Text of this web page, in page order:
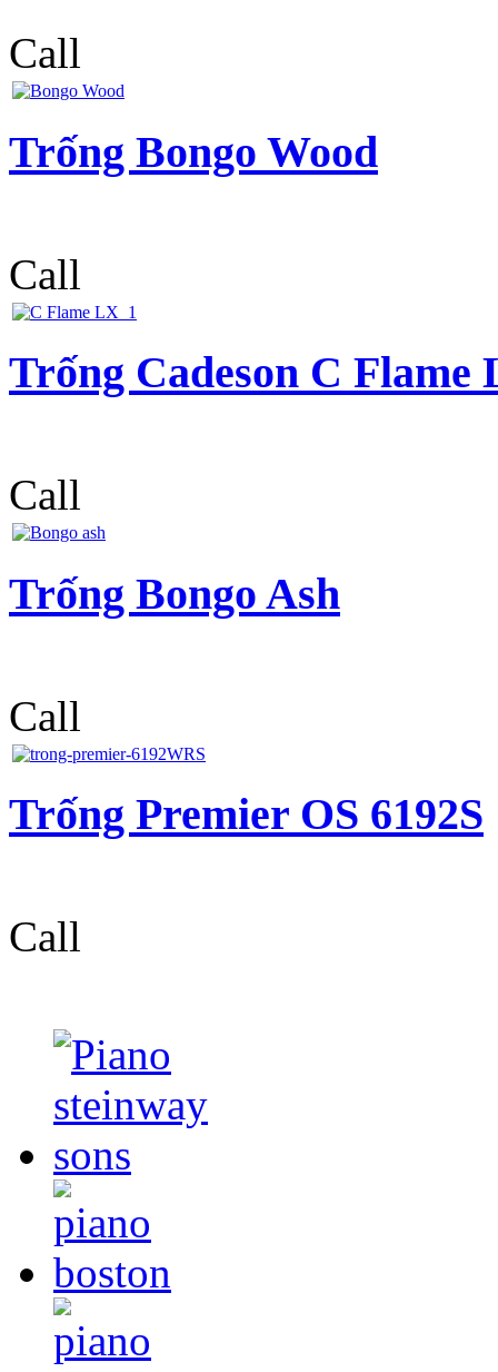
Call
Trống Bongo Wood
Call
Trống Cadeson C Flame
Call
Trống Bongo Ash
Call
Trống Premier OS 6192S
Call